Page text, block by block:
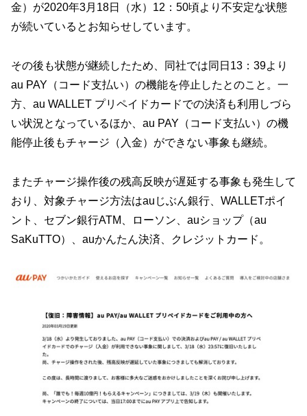
金）が2020年3月18日（水）12：50頃より不安定な状態
が続いているとお知らせしています。
その後も状態が継続したため、同社では同日13：39より
au PAY（コード支払い）の機能を停止したとのこと。一
方、au WALLET プリペイドカードでの決済も利用しづら
い状況となっているほか、au PAY（コード支払い）の機
能停止後もチャージ（入金）ができない事象も継続。
またチャージ操作後の残高反映が遅延する事象も発生して
おり、対象チャージ方法はauじぶん銀行、WALLETポイ
ント、セブン銀行ATM、ローソン、auショップ（au
SaKuTTO）、auかんたん決済、クレジットカード。